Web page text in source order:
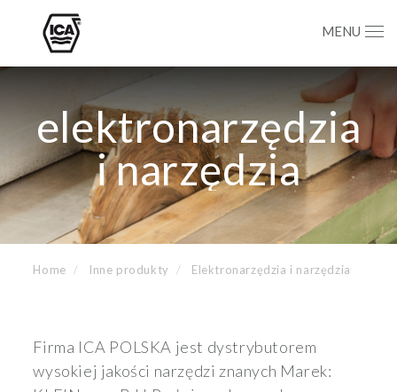
MENU
elektronarzędzia
i narzędzia
Home Inne produkty Elektronarzędzia i narzędzia
Firma ICA POLSKA jest dystrybutorem
wysokiej jakości narzędzi znanych Marek: